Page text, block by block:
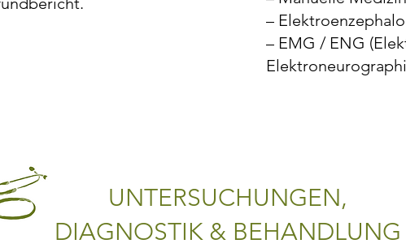
–
– EMG / ENG
UNTERSUCHUNGEN,
DIAGNOSTIK & BEHANDLUNG